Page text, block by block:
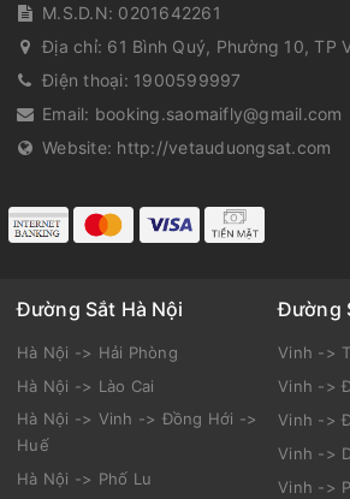
M.S.D.N: 0201642261
Địa chỉ: 61 Bình Quý, Phường 10, TP
Điện thoại: 1900599997
Email: booking.saomaifly@gmail.com
Website: http://vetauduongsat.com
Đường Sắt Hà Nội
Hà Nội -> Hải Phòng
Hà Nội -> Lào Cai
Hà Nội -> Vinh -> Đồng Hới ->
Huế
Hà Nội -> Phố Lu
Đường
Vinh ->
Vinh ->
Vinh ->
Vinh ->
Vinh ->